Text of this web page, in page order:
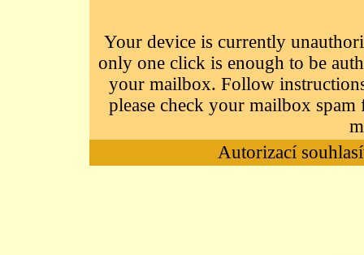
Your device is currently
only one click is enough to be
your mailbox. Follow
please check your mailbox
Autorizací